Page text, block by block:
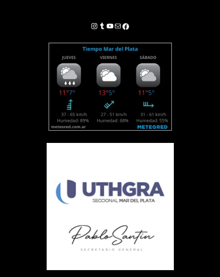
Instagram
Tumblr
YouTube
Correo electrónico
Facebook